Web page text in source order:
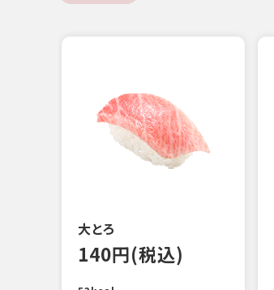
大とろ
140円(税込)